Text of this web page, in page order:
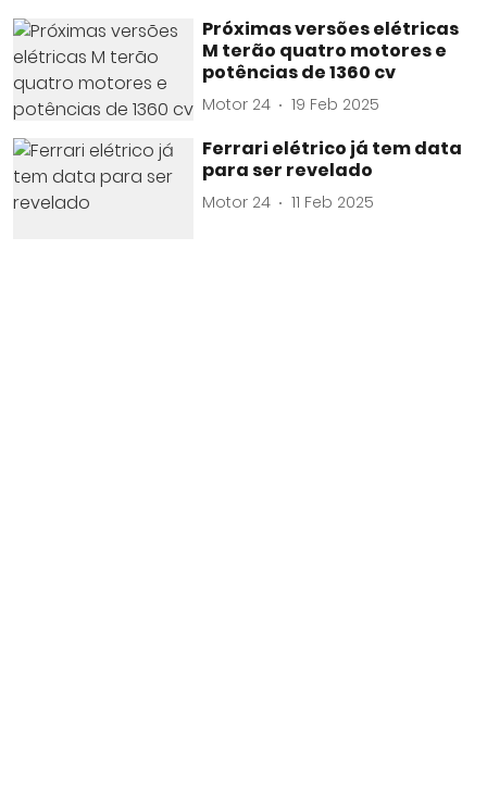
Próximas versões elétricas
M terão quatro motores e
potências de 1360 cv
Motor 24 19 Feb 2025
Ferrari elétrico já tem data
para ser revelado
Motor 24 11 Feb 2025